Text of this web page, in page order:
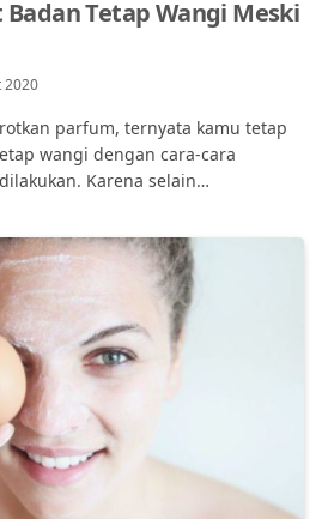
Tetap Wangi Meski
2020
parfum, ternyata kamu tetap
wangi dengan cara-cara
Karena selain…